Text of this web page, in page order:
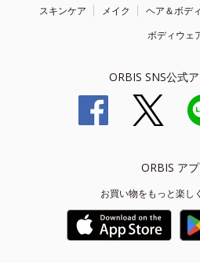
スキンケア メイク ヘア＆ボディ
ボディウェ
ORBIS SNS公式
ORBIS アプ
お買い物をもっと楽し